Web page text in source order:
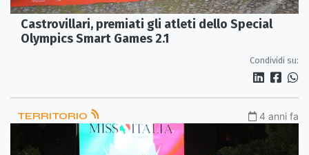
Castrovillari, premiati gli atleti dello Special
Olympics Smart Games 2.1
Condividi su:
TERRITORIO 4 anni fa